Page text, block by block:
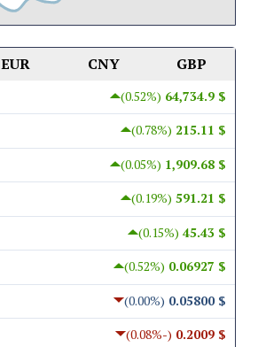
EUR CNY GBP
$ 64,734.9
(0.52%)
$ 215.11
(0.78%)
$ 1,909.68
(0.05%)
$ 591.21
(0.19%)
$ 45.43
(0.15%)
$ 0.06927
(0.52%)
$ 0.05800
(0.00%)
$ 0.2009
(-0.08%)